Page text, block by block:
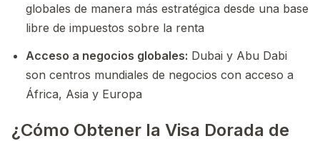
globales de manera más estratégica desde una base
libre de impuestos sobre la renta
Acceso a negocios globales: Dubai y Abu Dabi
son centros mundiales de negocios con acceso a
África, Asia y Europa
¿Cómo Obtener la Visa Dorada de